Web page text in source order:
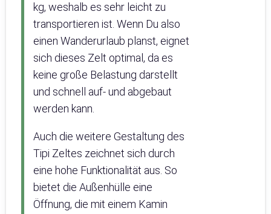
kg, weshalb es sehr leicht zu
transportieren ist. Wenn Du also
einen Wanderurlaub planst, eignet
sich dieses Zelt optimal, da es
keine große Belastung darstellt
und schnell auf- und abgebaut
werden kann.
Auch die weitere Gestaltung des
Tipi Zeltes zeichnet sich durch
eine hohe Funktionalität aus. So
bietet die Außenhülle eine
Öffnung, die mit einem Kamin